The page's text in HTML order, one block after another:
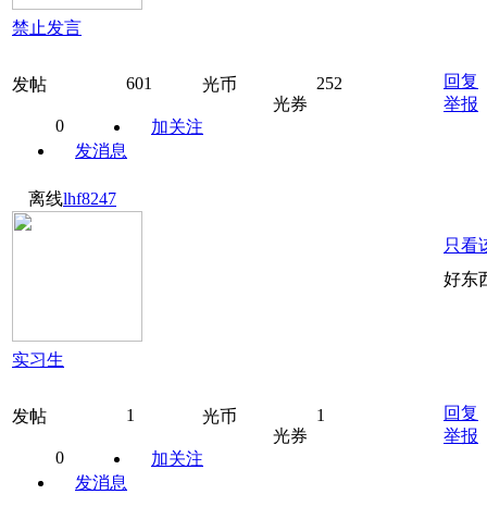
禁止发言
发帖 601 光币
252
光券
0
加关注
发消息
回复
举报
离线lhf8247
实习生
发帖 1 光币
1
光券
0
加关注
发消息
只看
好东
回复
举报